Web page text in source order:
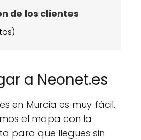
de los clientes
a Neonet.es
en Murcia es muy fácil.
el mapa con la
para que llegues sin